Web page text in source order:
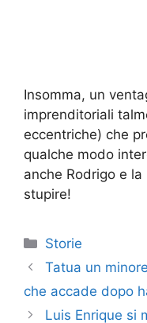
Insomma, un
imprenditoriali
eccentriche) che
qualche modo
anche Rodrigo e
stupire!
Categorie
Storie
Tatua un
che accade dopo
Luis Enrique si